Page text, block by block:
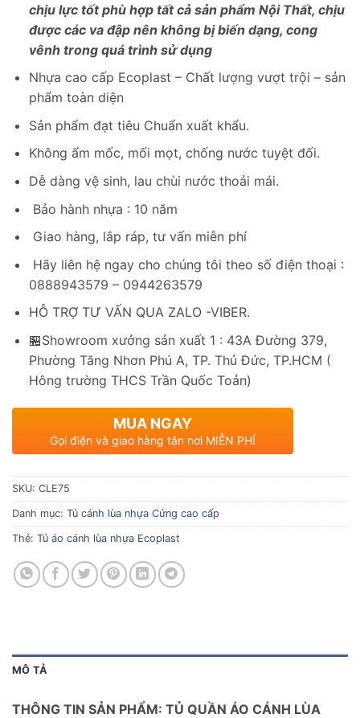
chịu lực tốt phù hợp tất cả sản phẩm Nội Thất, chịu
được các va đập nên không bị biến dạng, cong
vênh trong quá trình sử dụng
Nhựa cao cấp Ecoplast – Chất lượng vượt trội – sản
phẩm toàn diện
Sản phẩm đạt tiêu Chuẩn xuất khẩu.
Không ẩm mốc, mối mọt, chống nước tuyệt đối.
Dễ dàng vệ sinh, lau chùi nước thoải mái.
Bảo hành nhựa : 10 năm
Giao hàng, lắp ráp, tư vấn miễn phí
Hãy liên hệ ngay cho chúng tôi theo số điện thoại :
0888943579 – 0944263579
HỖ TRỢ TƯ VẤN QUA ZALO -VIBER.
🏪Showroom xưởng sản xuất 1 : 43A Đường 379,
Phường Tăng Nhơn Phú A, TP. Thủ Đức, TP.HCM (
Hông trường THCS Trần Quốc Toản)
MUA NGAY
Gọi điện và giao hàng tận nơi MIỄN PHÍ
SKU: CLE75
Danh mục: Tủ cánh lùa nhựa Cứng cao cấp
Thẻ: Tủ áo cánh lùa nhựa Ecoplast
MÔ TẢ
THÔNG TIN SẢN PHẨM: TỦ QUẦN ÁO CÁNH LÙA